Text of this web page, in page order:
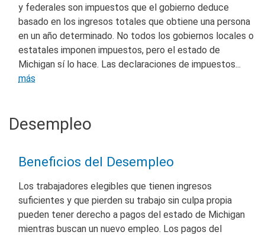
y federales son impuestos que el gobierno deduce
basado en los ingresos totales que obtiene una persona
en un año determinado. No todos los gobiernos locales o
estatales imponen impuestos, pero el estado de
Michigan sí lo hace. Las declaraciones de impuestos...
más
Desempleo
Beneficios del Desempleo
Los trabajadores elegibles que tienen ingresos
suficientes y que pierden su trabajo sin culpa propia
pueden tener derecho a pagos del estado de Michigan
mientras buscan un nuevo empleo. Los pagos del